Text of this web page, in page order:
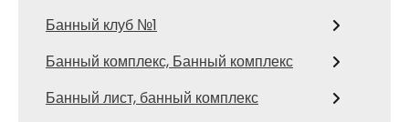
Банный клуб №1
Банный комплекс, Банный комплекс
Банный лист, банный комплекс